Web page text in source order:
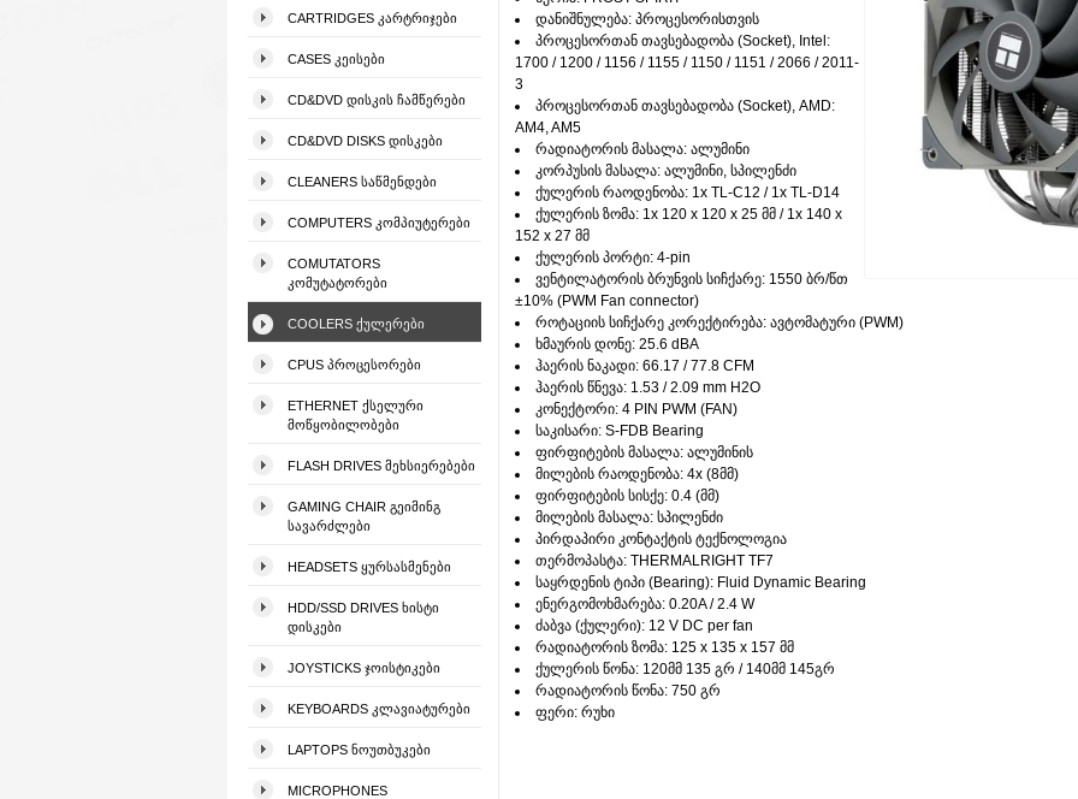
CARTRIDGES ᲙᲐᲠᲢᲠᲘᲯᲔᲑᲘ
CASES ᲙᲔᲘᲡᲔᲑᲘ
CD&DVD ᲓᲘᲡᲙᲘᲡ ᲩᲐᲛᲬᲔᲠᲔᲑᲘ
CD&DVD DISKS ᲓᲘᲡᲙᲔᲑᲘ
CLEANERS ᲡᲐᲬᲛᲔᲜᲓᲔᲑᲘ
COMPUTERS ᲙᲝᲛᲞᲘᲣᲢᲔᲠᲔᲑᲘ
COMUTATORS
ᲙᲝᲛᲣᲢᲐᲢᲝᲠᲔᲑᲘ
COOLERS ᲥᲣᲚᲔᲠᲔᲑᲘ
CPUS ᲞᲠᲝᲪᲔᲡᲝᲠᲔᲑᲘ
ETHERNET ᲥᲡᲔᲚᲣᲠᲘ
ᲛᲝᲬᲧᲝᲑᲘᲚᲝᲑᲔᲑᲘ
FLASH DRIVES ᲛᲔᲮᲡᲘᲔᲠᲔᲑᲔᲑᲘ
GAMING CHAIR ᲒᲔᲘᲛᲘᲜᲒ
ᲡᲐᲕᲐᲠᲫᲚᲔᲑᲘ
HEADSETS ᲧᲣᲠᲡᲐᲡᲛᲔᲜᲔᲑᲘ
HDD/SSD DRIVES ᲮᲘᲡᲢᲘ
ᲓᲘᲡᲙᲔᲑᲘ
JOYSTICKS ᲯᲝᲘᲡᲢᲘᲙᲔᲑᲘ
KEYBOARDS ᲙᲚᲐᲕᲘᲐᲢᲣᲠᲔᲑᲘ
LAPTOPS ᲜᲝᲣᲗᲑᲣᲙᲔᲑᲘ
MICROPHONES
დანიშნულება: პროცესორისთვის
პროცესორთან თავსებადობა (Socket), Intel:
1700 / 1200 / 1156 / 1155 / 1150 / 1151 / 2066 / 2011-
3
პროცესორთან თავსებადობა (Socket), AMD:
AM4, AM5
რადიატორის მასალა: ალუმინი
კორპუსის მასალა: ალუმინი, სპილენძი
ქულერის რაოდენობა: 1x TL-C12 / 1x TL-D14
ქულერის ზომა: 1x 120 x 120 x 25 მმ / 1x 140 x
152 x 27 მმ
ქულერის პორტი: 4-pin
ვენტილატორის ბრუნვის სიჩქარე: 1550 ბრ/წთ
±10% (PWM Fan connector)
როტაციის სიჩქარე კორექტირება: ავტომატური (PWM)
ხმაურის დონე: 25.6 dBA
ჰაერის ნაკადი: 66.17 / 77.8 CFM
ჰაერის წნევა: 1.53 / 2.09 mm H2O
კონექტორი: 4 PIN PWM (FAN)
საკისარი: S-FDB Bearing
ფირფიტების მასალა: ალუმინის
მილების რაოდენობა: 4x (8მმ)
ფირფიტების სისქე: 0.4 (მმ)
მილების მასალა: სპილენძი
პირდაპირი კონტაქტის ტექნოლოგია
თერმოპასტა: THERMALRIGHT TF7
საყრდენის ტიპი (Bearing): Fluid Dynamic Bearing
ენერგომოხმარება: 0.20A / 2.4 W
ძაბვა (ქულერი): 12 V DC per fan
რადიატორის ზომა: 125 x 135 x 157 მმ
ქულერის წონა: 120მმ 135 გრ / 140მმ 145გრ
რადიატორის წონა: 750 გრ
ფერი: რუხი